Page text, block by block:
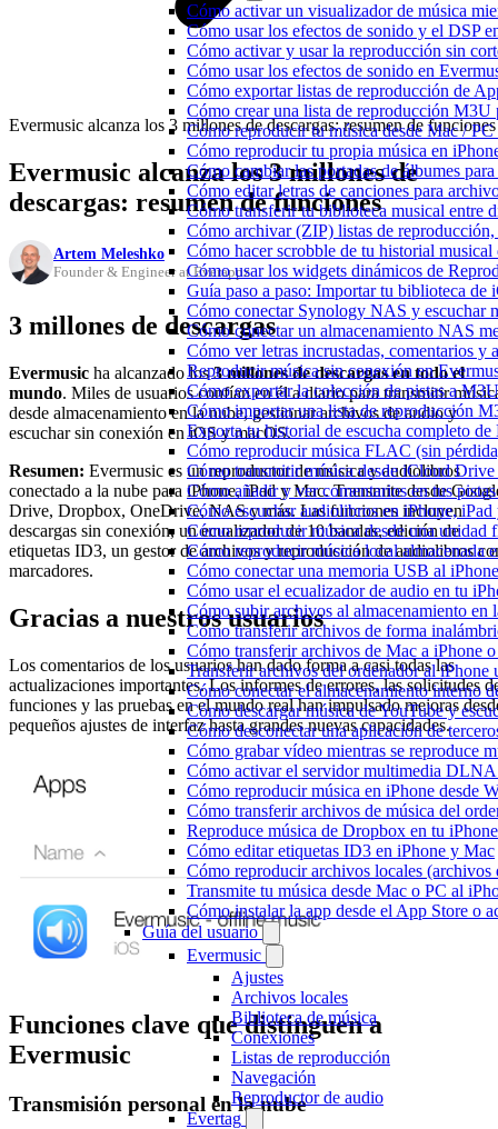
Cómo activar un visualizador de música
Cómo usar los efectos de sonido y el DSP
Cómo activar y usar la reproducción sin
Cómo usar los efectos de sonido en
Cómo exportar listas de reproducción de
Cómo crear una lista de reproducción
Cómo reproducir tu música desde Mac /
Cómo reproducir tu propia música en
Cómo cambiar las portadas de álbumes
Cómo editar letras de canciones para
Cómo transferir tu biblioteca musical entre
Cómo archivar (ZIP) listas de
Cómo hacer scrobble de tu historial
Cómo usar los widgets dinámicos de
Guía paso a paso: Importar tu biblioteca
Cómo conectar Synology NAS y escuchar
Cómo conectar un almacenamiento NAS
Cómo ver letras incrustadas, comentarios
Reproducir música sin conexión en
Cómo exportar la colección de pistas a
Cómo importar una lista de reproducción
Exporta tu historial de escucha completo
Cómo reproducir música FLAC (sin
Cómo transmitir música desde iCloud
Cómo añadir y ver comentarios en tus
Cómo escuchar audiolibros en iPhone,
Cómo reproducir música desde una
Cómo reproducir música local almacenada
Cómo conectar una memoria USB al
Cómo usar el ecualizador de audio en tu
Cómo subir archivos al almacenamiento
Cómo transferir archivos de forma
Cómo transferir archivos de Mac a iPhone
Transferir archivos del ordenador al
Cómo conectar el almacenamiento interno
Cómo descargar música de YouTube y
Cómo desconectar una aplicación de
Cómo grabar vídeo mientras se reproduce
Cómo activar el servidor multimedia
Cómo reproducir música en iPhone desde
Cómo transferir archivos de música del
Reproduce música de Dropbox en tu
Cómo editar etiquetas ID3 en iPhone y Mac
Cómo reproducir archivos locales (archivos
Transmite tu música desde Mac o PC al
Cómo instalar la app desde el App Store o
Guía del usuario
Evermusic
Ajustes
Archivos locales
Biblioteca de música
Conexiones
Listas de reproducción
Navegación
Reproductor de audio
Evertag
Evermusic alcanza los 3 millones de descargas: resumen de funciones
Evermusic alcanza los 3 millones de
descargas: resumen de funciones
Artem Meleshko
Founder & Engineer at Everappz
3 millones de descargas
Evermusic ha alcanzado los3 millones de descargas en todo el
mundo. Miles de usuarios confían en él a diario para transmitir
desde almacenamiento en la nube, gestionar archivos de audio y
escuchar sin conexión en iOS y macOS.
Resumen: Evermusic es un reproductor de música y audiolibros
conectado a la nube para iPhone, iPad y Mac. Transmite desde
Drive, Dropbox, OneDrive, NAS y más. Las funciones incluyen
descargas sin conexión, un ecualizador de 10 bandas, edición de
etiquetas ID3, un gestor de archivos y reproducción de audiolibros
marcadores.
Gracias a nuestros usuarios
Los comentarios de los usuarios han dado forma a casi todas las
actualizaciones importantes. Los informes de errores, las solicitudes
funciones y las pruebas en el mundo real han impulsado mejoras
pequeños ajustes de interfaz hasta grandes nuevas capacidades.
Funciones clave que distinguen a
Evermusic
Transmisión personal en la nube